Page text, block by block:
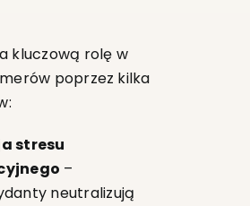
kluczową rolę w
poprzez kilka
stresu
–
neutralizują